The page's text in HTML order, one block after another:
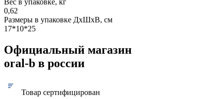
Вес в упаковке, кг
0,62
Размеры в упаковке ДxШxВ, см
17*10*25
Официальный магазин
oral-b в россии
Товар сертифицирован